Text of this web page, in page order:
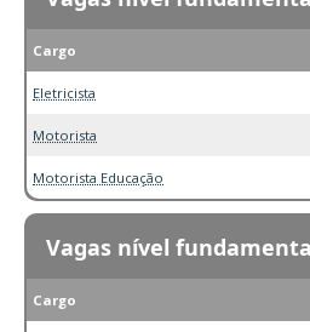
Cargo
Eletricista
Motorista
Motorista Educação
Vagas nível
Cargo